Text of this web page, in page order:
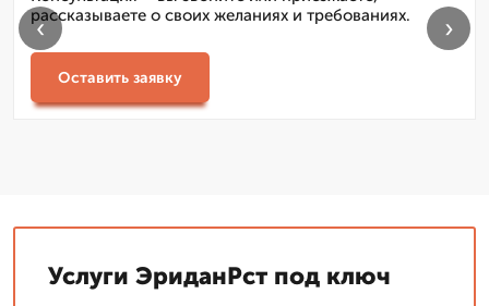
рассказываете о своих желаниях и требованиях.
Оставить заявку
‹ ›
Услуги ЭриданРст под ключ